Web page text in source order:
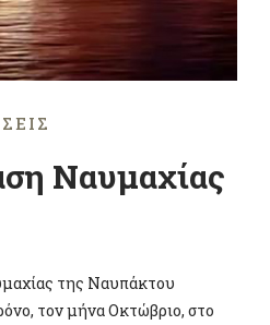
Ναυμαχίας
της Ναυπάκτου
τον μήνα Οκτώβριο, στο